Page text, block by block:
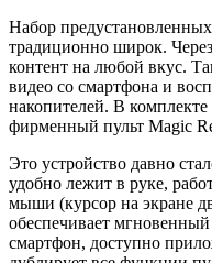
Набор
традиционно широк.
контент на любой вкус.
видео со смартфона и
накопителей. В комплекте
фирменный пульт Magic
Это устройство давно
удобно лежит в руке,
мыши (курсор на экране
обеспечивает
смартфон, доступно